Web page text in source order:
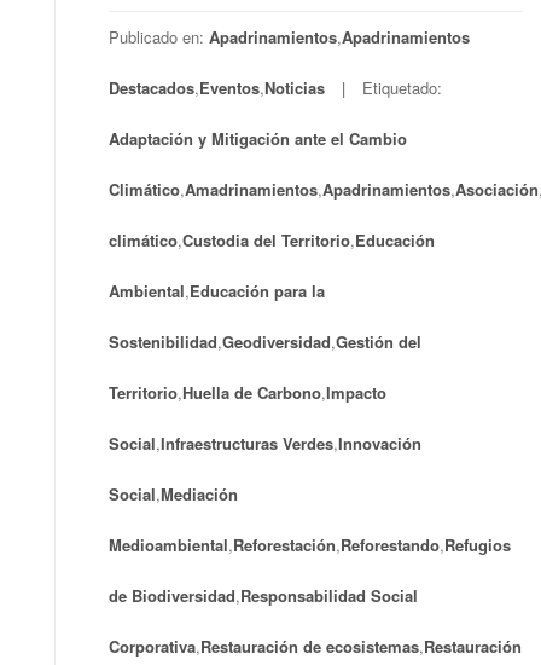
Publicado en: Apadrinamientos,Apadrinamientos
Destacados,Eventos,Noticias Etiquetado:
Adaptación y Mitigación ante el Cambio
Climático,Amadrinamientos,Apadrinamientos,Asociación
climático,Custodia del Territorio,Educación
Ambiental,Educación para la
Sostenibilidad,Geodiversidad,Gestión del
Territorio,Huella de Carbono,Impacto
Social,Infraestructuras Verdes,Innovación
Social,Mediación
Medioambiental,Reforestación,Reforestando,Refugios
de Biodiversidad,Responsabilidad Social
Corporativa,Restauración de ecosistemas,Restauración